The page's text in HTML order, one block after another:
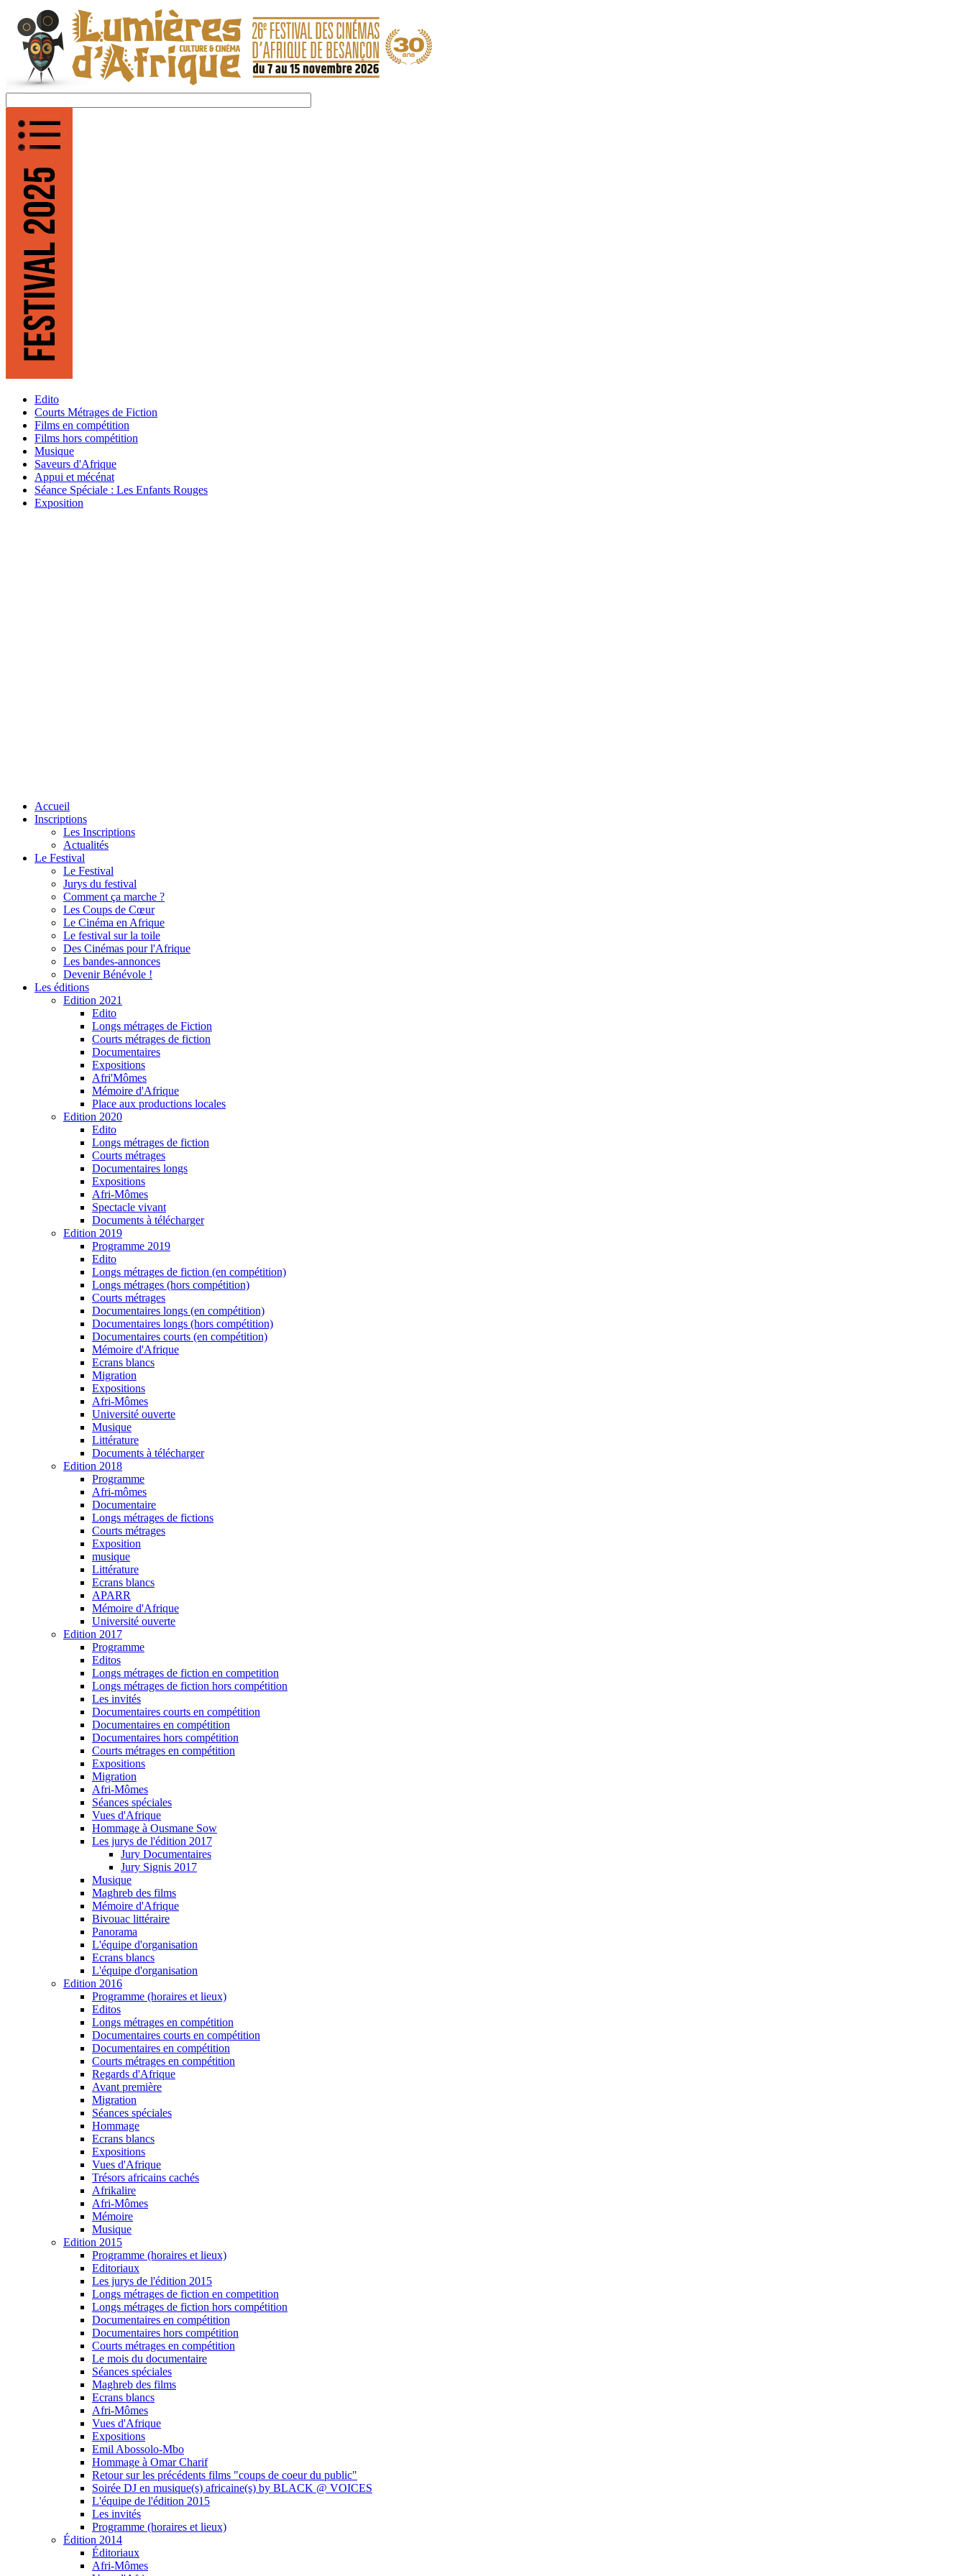
Edito
Courts Métrages de Fiction
Films en compétition
Films hors compétition
Musique
Saveurs d'Afrique
Appui et mécénat
Séance Spéciale : Les Enfants Rouges
Exposition
Accueil
Inscriptions
Les Inscriptions
Actualités
Le Festival
Le Festival
Jurys du festival
Comment ça marche ?
Les Coups de Cœur
Le Cinéma en Afrique
Le festival sur la toile
Des Cinémas pour l'Afrique
Les bandes-annonces
Devenir Bénévole !
Les éditions
Edition 2021
Edito
Longs métrages de Fiction
Courts métrages de fiction
Documentaires
Expositions
Afri'Mômes
Mémoire d'Afrique
Place aux productions locales
Edition 2020
Edito
Longs métrages de fiction
Courts métrages
Documentaires longs
Expositions
Afri-Mômes
Spectacle vivant
Documents à télécharger
Edition 2019
Programme 2019
Edito
Longs métrages de fiction (en compétition)
Longs métrages (hors compétition)
Courts métrages
Documentaires longs (en compétition)
Documentaires longs (hors compétition)
Documentaires courts (en compétition)
Mémoire d'Afrique
Ecrans blancs
Migration
Expositions
Afri-Mômes
Université ouverte
Musique
Littérature
Documents à télécharger
Edition 2018
Programme
Afri-mômes
Documentaire
Longs métrages de fictions
Courts métrages
Exposition
musique
Littérature
Ecrans blancs
APARR
Mémoire d'Afrique
Université ouverte
Edition 2017
Programme
Editos
Longs métrages de fiction en competition
Longs métrages de fiction hors compétition
Les invités
Documentaires courts en compétition
Documentaires en compétition
Documentaires hors compétition
Courts métrages en compétition
Expositions
Migration
Afri-Mômes
Séances spéciales
Vues d'Afrique
Hommage à Ousmane Sow
Les jurys de l'édition 2017
Jury Documentaires
Jury Signis 2017
Musique
Maghreb des films
Mémoire d'Afrique
Bivouac littéraire
Panorama
L'équipe d'organisation
Ecrans blancs
L'équipe d'organisation
Edition 2016
Programme (horaires et lieux)
Editos
Longs métrages en compétition
Documentaires courts en compétition
Documentaires en compétition
Courts métrages en compétition
Regards d'Afrique
Avant première
Migration
Séances spéciales
Hommage
Ecrans blancs
Expositions
Vues d'Afrique
Trésors africains cachés
Afrikalire
Afri-Mômes
Mémoire
Musique
Edition 2015
Programme (horaires et lieux)
Editoriaux
Les jurys de l'édition 2015
Longs métrages de fiction en competition
Longs métrages de fiction hors compétition
Documentaires en compétition
Documentaires hors compétition
Courts métrages en compétition
Le mois du documentaire
Séances spéciales
Maghreb des films
Ecrans blancs
Afri-Mômes
Vues d'Afrique
Expositions
Emil Abossolo-Mbo
Hommage à Omar Charif
Retour sur les précédents films "coups de coeur du public"
Soirée DJ en musique(s) africaine(s) by BLACK @ VOICES
L'équipe de l'édition 2015
Les invités
Programme (horaires et lieux)
Édition 2014
Éditoriaux
Afri-Mômes